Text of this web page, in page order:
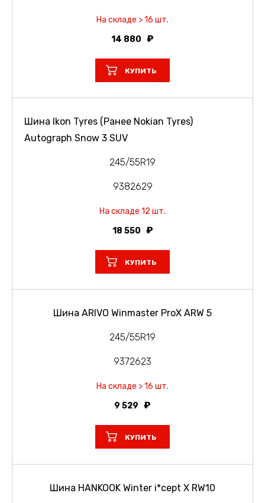
На складе > 16 шт.
14 880
КУПИТЬ
Шина Ikon Tyres (Ранее Nokian Tyres)
Autograph Snow 3 SUV
245/55R19
9382629
На складе 12 шт.
18 550
КУПИТЬ
Шина ARIVO Winmaster ProX ARW 5
245/55R19
9372623
На складе > 16 шт.
9 529
КУПИТЬ
Шина HANKOOK Winter i*cept X RW10